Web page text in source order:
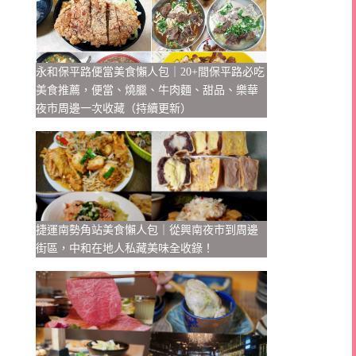
永和保平路便當美食懶人包｜20+間保平路必吃
美食推薦，便當、燒臘、牛肉麵、甜品、樂華
夜市周邊一次收藏（持續更新）
捷運南勢角站美食懶人包｜從興南夜市到周邊
街區，中和在地人私藏美味全收錄！